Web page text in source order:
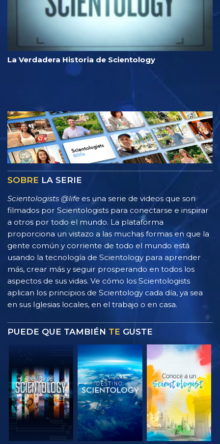
La Verdadera Historia de Scientology
SOBRE LA SERIE
Scientologists @life es una serie de videos que son
filmados por Scientologists para conectarse e inspirar
a otros por todo el mundo. La plataforma
proporciona un vistazo a las muchas formas en que la
gente común y corriente de todo el mundo está
usando la tecnología de Scientology para aprender
más, crear más y seguir prosperando en todos los
aspectos de sus vidas. Ve cómo los Scientologists
aplican los principios de Scientology cada día, ya sea
en sus Iglesias locales, en el trabajo o en casa.
PUEDE QUE TAMBIÉN TE GUSTE